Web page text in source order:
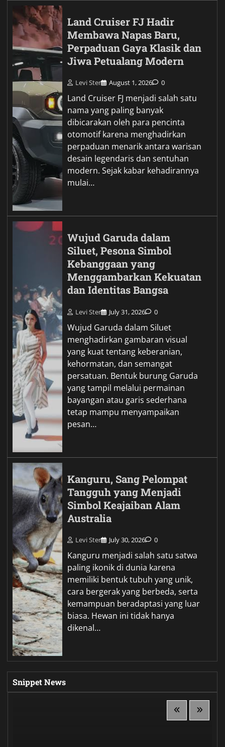
Land Cruiser FJ Hadir
Membawa Napas Baru,
Perpaduan Gaya Klasik dan
Jiwa Petualang Modern
Levi Ster August 1, 2026 0
Land Cruiser FJ menjadi salah satu
nama yang paling banyak
dibicarakan oleh para pencinta
otomotif karena menghadirkan
perpaduan menarik antara warisan
desain legendaris dan sentuhan
modern. Sejak kabar kehadirannya
mulai…
Wujud Garuda dalam
Siluet, Pesona Simbol
Kebanggaan yang
Menggambarkan Kekuatan
dan Identitas Bangsa
Levi Ster July 31, 2026 0
Wujud Garuda dalam Siluet
menghadirkan gambaran visual
yang kuat tentang keberanian,
kehormatan, dan semangat
persatuan. Bentuk burung Garuda
yang tampil melalui permainan
bayangan atau garis sederhana
tetap mampu menyampaikan
pesan…
Kanguru, Sang Pelompat
Tangguh yang Menjadi
Simbol Keajaiban Alam
Australia
Levi Ster July 30, 2026 0
Kanguru menjadi salah satu satwa
paling ikonik di dunia karena
memiliki bentuk tubuh yang unik,
cara bergerak yang berbeda, serta
kemampuan beradaptasi yang luar
biasa. Hewan ini tidak hanya
dikenal…
Snippet News